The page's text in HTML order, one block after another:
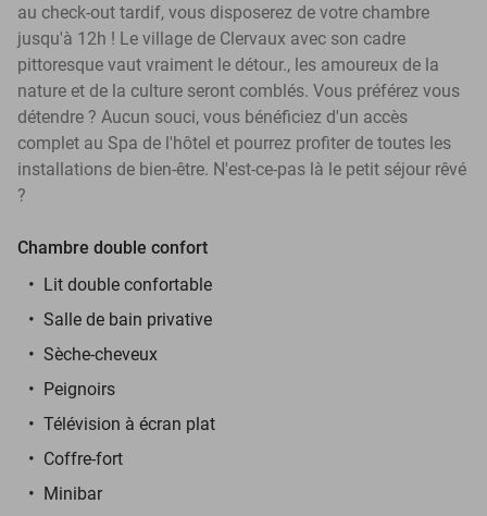
au check-out tardif, vous disposerez de votre chambre
jusqu'à 12h ! Le village de Clervaux avec son cadre
pittoresque vaut vraiment le détour., les amoureux de la
nature et de la culture seront comblés. Vous préférez vous
détendre ? Aucun souci, vous bénéficiez d'un accès
complet au Spa de l'hôtel et pourrez profiter de toutes les
installations de bien-être. N'est-ce-pas là le petit séjour rêvé
?
Chambre double confort
Lit double confortable
Salle de bain privative
Sèche-cheveux
Peignoirs
Télévision à écran plat
Coffre-fort
Minibar